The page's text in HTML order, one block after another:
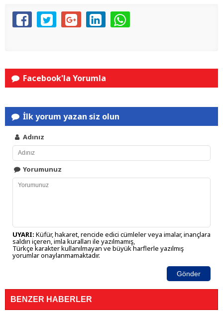
Facebook'la Yorumla
İlk yorum yazan siz olun
Adınız
Yorumunuz
UYARI: Küfür, hakaret, rencide edici cümleler veya imalar, inançlara
saldırı içeren, imla kuralları ile yazılmamış,
Türkçe karakter kullanılmayan ve büyük harflerle yazılmış
yorumlar onaylanmamaktadır.
Gönder
BENZER HABERLER